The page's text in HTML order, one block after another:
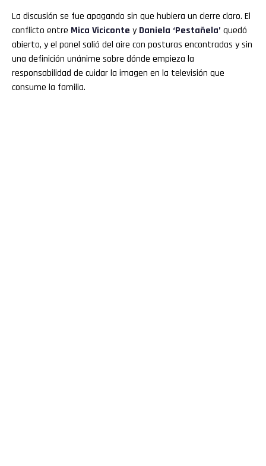
La discusión se fue apagando sin que hubiera un cierre claro. El
conflicto entre Mica Viciconte y Daniela ‘Pestañela’ quedó
abierto, y el panel salió del aire con posturas encontradas y sin
una definición unánime sobre dónde empieza la
responsabilidad de cuidar la imagen en la televisión que
consume la familia.